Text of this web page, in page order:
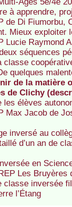
à apprendre,
de Di Fiumorbu,
Mieux exploiter
Lucie Raymond
séquences
classe
quelques
de la matière
de Clichy
les élèves
Max Jacob de
inversé au
d’un an de
en
Les Bruyères
classe inversée
l’Étang